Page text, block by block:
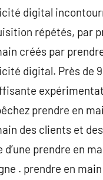
digital
répétés, par
créés par
digital. Près de
prendre en
des clients et
d’une prendre en
. prendre en